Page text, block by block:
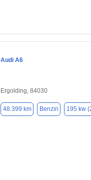
Audi A6
Ergolding, 84030
48.399 km Benzin 195 kw